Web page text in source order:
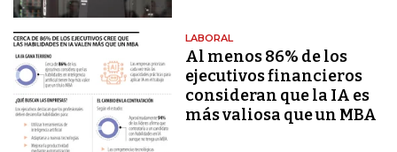
LABORAL
Al menos 86% de los
ejecutivos financieros
consideran que la IA es
más valiosa que un MBA